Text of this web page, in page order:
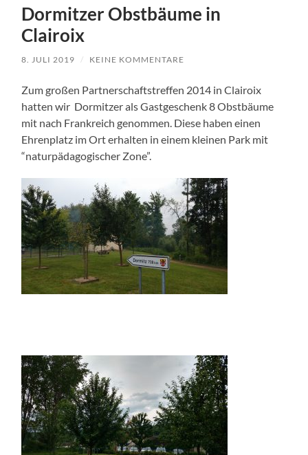
Dormitzer Obstbäume in
Clairoix
8. JULI 2019 / KEINE KOMMENTARE
Zum großen Partnerschaftstreffen 2014 in Clairoix
hatten wir Dormitzer als Gastgeschenk 8 Obstbäume
mit nach Frankreich genommen. Diese haben einen
Ehrenplatz im Ort erhalten in einem kleinen Park mit
“naturpädagogischer Zone”.